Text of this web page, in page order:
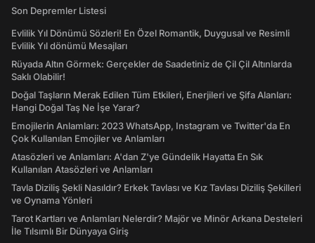
Son Depremler Listesi
Evlilik Yıl Dönümü Sözleri! En Özel Romantik, Duygusal ve Resimli
Evlilik Yıl dönümü Mesajları
Rüyada Altın Görmek: Gerçekler de Saadetiniz de Çil Çil Altınlarda
Saklı Olabilir!
Doğal Taşların Merak Edilen Tüm Etkileri, Enerjileri ve Şifa Alanları:
Hangi Doğal Taş Ne İşe Yarar?
Emojilerin Anlamları: 2023 WhatsApp, Instagram ve Twitter'da En
Çok Kullanılan Emojiler ve Anlamları
Atasözleri ve Anlamları: A'dan Z'ye Gündelik Hayatta En Sık
Kullanılan Atasözleri ve Anlamları
Tavla Diziliş Şekli Nasıldır? Erkek Tavlası ve Kız Tavlası Diziliş Şekilleri
ve Oynama Yönleri
Tarot Kartları ve Anlamları Nelerdir? Majör ve Minör Arkana Desteleri
İle Tılsımlı Bir Dünyaya Giriş